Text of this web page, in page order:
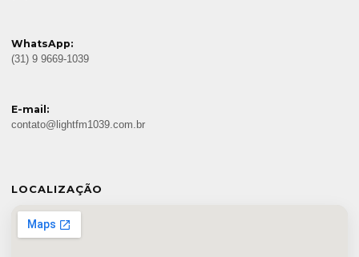
WhatsApp:
(31) 9 9669-1039
E-mail:
contato@lightfm1039.com.br
LOCALIZAÇÃO